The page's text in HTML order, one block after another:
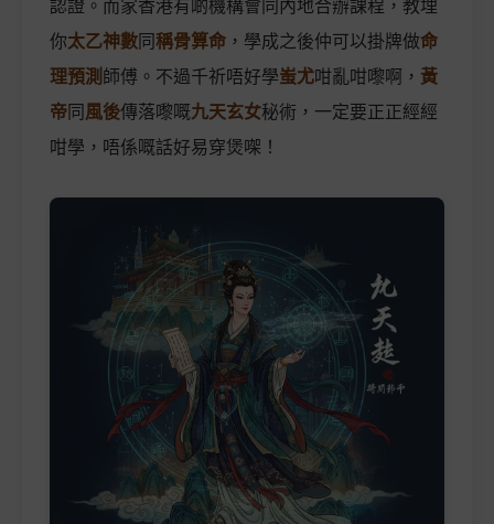
你太乙神數同稱骨算命 ，學成之後仲可以掛牌做命
理預測師傅。不過千祈唔好學蚩尤咁亂咁嚟啊， 黃
帝同風後傳落嚟嘅九天玄女秘術，一定要正正經經
咁學，唔係嘅話好易穿煲㗎！